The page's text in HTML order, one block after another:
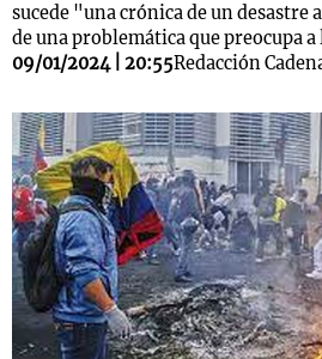
sucede "una crónica de un desastre
de una problemática que preocupa
09/01/2024 | 20:55Redacción